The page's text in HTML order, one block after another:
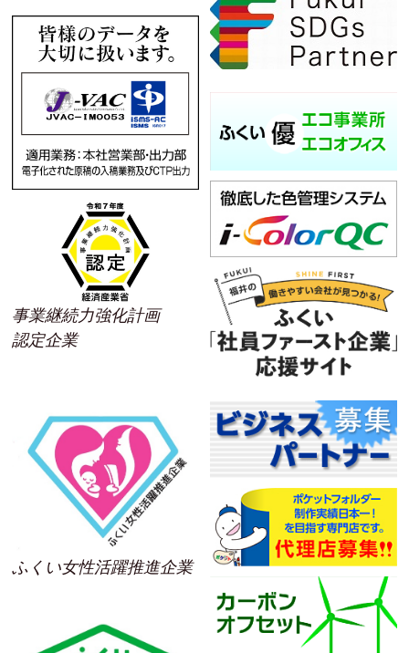
事業継続力強化計画
認定企業
ふくい女性活躍推進企業